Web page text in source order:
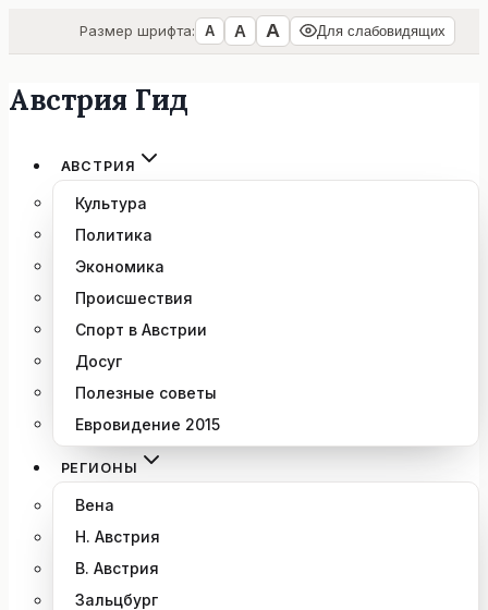
Размер шрифта: А А А Для слабовидящих
Перейти
содержимому
Австрия Гид
АВСТРИЯ
Культура
Политика
Экономика
Происшествия
Спорт в Австрии
Досуг
Полезные советы
Евровидение 2015
РЕГИОНЫ
Вена
Н. Австрия
В. Австрия
Зальцбург